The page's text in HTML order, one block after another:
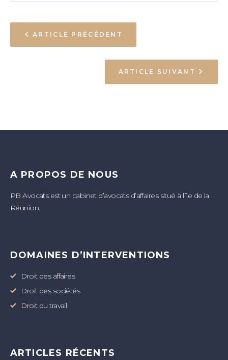
ARTICLE PRÉCÉDENT
ARTICLE SUIVANT
A PROPOS DE NOUS
PB Avocats est un cabinet d’avocats d’affaires situé à l’île de la
Réunion.
DOMAINES D’INTERVENTIONS
Droit des affaires
Droit des sociétés
Droit du travail
ARTICLES RÉCENTS